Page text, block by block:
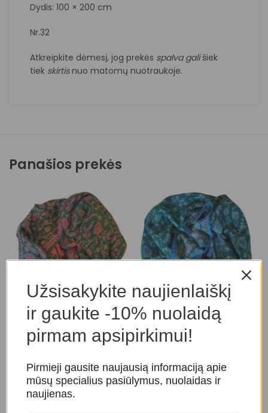
Dydis: 100 × 200 cm
Nr.32
Atkreipkite dėmesį, jog prekės spalva gališiek
tiek skirtisnuo matomų nuotraukoje.
Panašios prekės
Šalis
Šaliai
Šalis
Šaliai
Užsisakykite naujienlaiškį
ir gaukite -10% nuolaidą
pirmam apsipirkimui!
Pirmieji gausite naujausią informaciją apie
mūsų specialius pasiūlymus, nuolaidas ir
naujienas.